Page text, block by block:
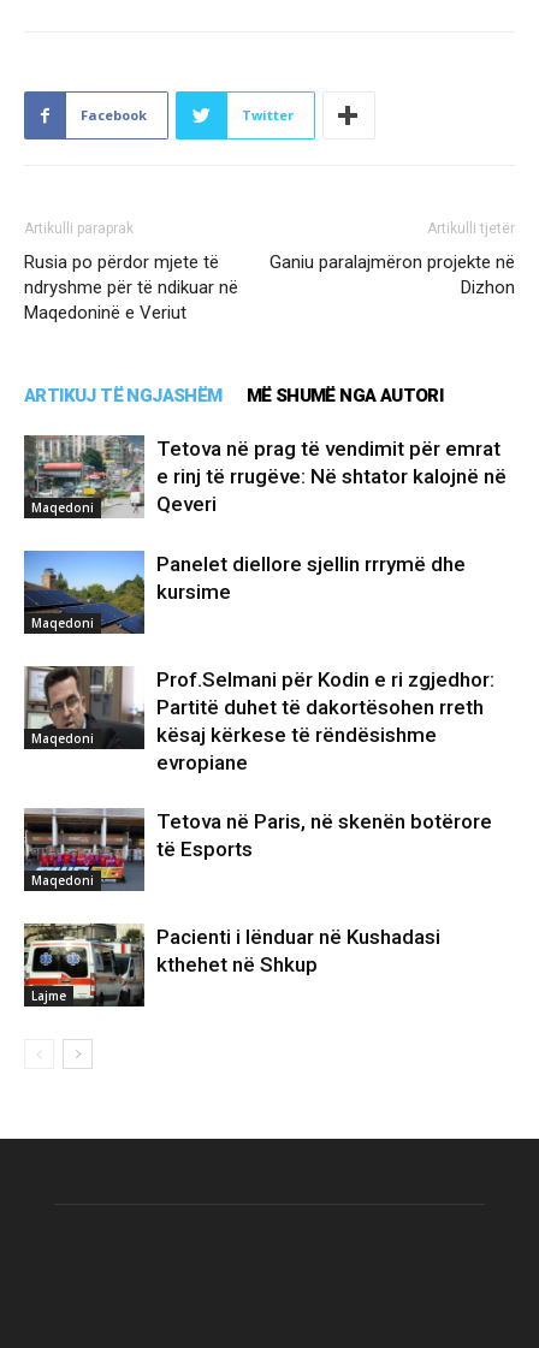
Facebook Twitter
Artikulli paraprak
Rusia po përdor mjete të
ndryshme për të ndikuar në
Maqedoninë e Veriut
Artikulli tjetër
Ganiu paralajmëron projekte në
Dizhon
ARTIKUJ TË NGJASHËM MË SHUMË NGA AUTORI
Maqedoni
Tetova në prag të vendimit për emrat
e rinj të rrugëve: Në shtator kalojnë në
Qeveri
Maqedoni
Panelet diellore sjellin rrrymë dhe
kursime
Maqedoni
Prof.Selmani për Kodin e ri zgjedhor:
Partitë duhet të dakortësohen rreth
kësaj kërkese të rëndësishme
evropiane
Maqedoni
Tetova në Paris, në skenën botërore
të Esports
Lajme
Pacienti i lënduar në Kushadasi
kthehet në Shkup